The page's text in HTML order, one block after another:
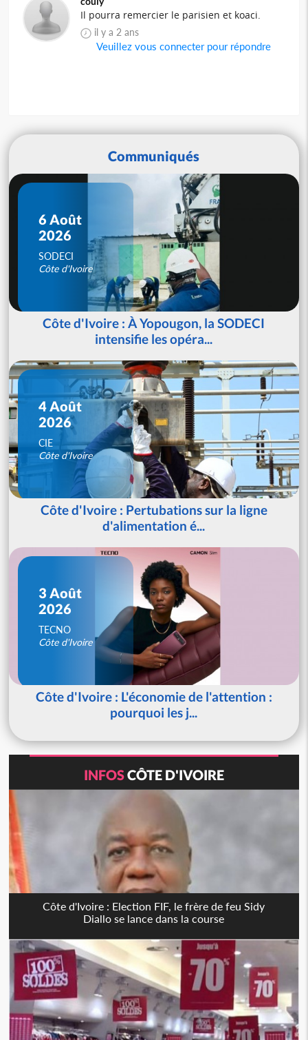
Il pourra remercier le parisien et koaci.
il y a 2 ans
Veuillez vous connecter pour répondre
Communiqués
6 Août
2026
SODECI
Côte d'Ivoire
Côte d'Ivoire : À Yopougon, la SODECI
intensifie les opéra...
4 Août
2026
CIE
Côte d'Ivoire
Côte d'Ivoire : Pertubations sur la ligne
d'alimentation é...
3 Août
2026
TECNO
Côte d'Ivoire
Côte d'Ivoire : L'économie de l'attention :
pourquoi les j...
INFOSCÔTE D'IVOIRE
Côte d'Ivoire : Election FIF, le frère de feu Sidy
Diallo se lance dans la course